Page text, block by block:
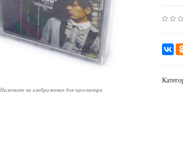
Нажмите на изображение для просмотра